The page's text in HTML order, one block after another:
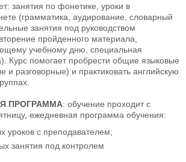
занятия по фонетике, уроки в
(грамматика, аудирование, словарный
занятия под руководством
пройденного материала,
учебному дню, специальная
Курс помогает пробрести общие языковые
и разговорные) и практиковать английскую
ПРОГРАММА: обучение проходит с
ежедневная программа обучения:
уроков с преподавателем;
занятия под контролем